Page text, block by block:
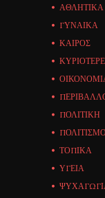
ΑΘΛΗΤΙΚΑ
ΓΥΝΑΙΚΑ
ΚΑΙΡΟΣ
ΠΟΛΙΤΙΚΗ
ΤΟΠΙΚΑ
ΥΓΕΙΑ